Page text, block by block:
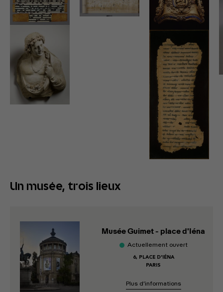
Un musée, trois lieux
Musée Guimet - place d'Iéna
Actuellement ouvert
6, PLACE D'IÉNA
PARIS
Plus d’informations